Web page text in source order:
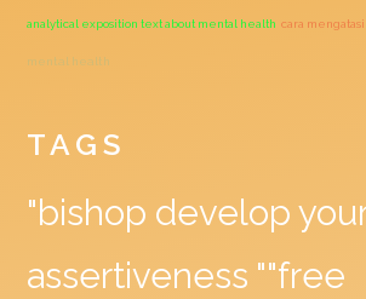
analytical exposition text about mental health cara
mental health
TAGS
"bishop develop
assertiveness ""free